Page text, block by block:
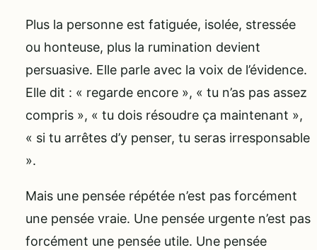
Plus la personne est fatiguée, isolée, stressée
ou honteuse, plus la rumination devient
persuasive. Elle parle avec la voix de l’évidence.
Elle dit : « regarde encore », « tu n’as pas assez
compris », « tu dois résoudre ça maintenant »,
« si tu arrêtes d’y penser, tu seras irresponsable
».
Mais une pensée répétée n’est pas forcément
une pensée vraie. Une pensée urgente n’est pas
forcément une pensée utile. Une pensée